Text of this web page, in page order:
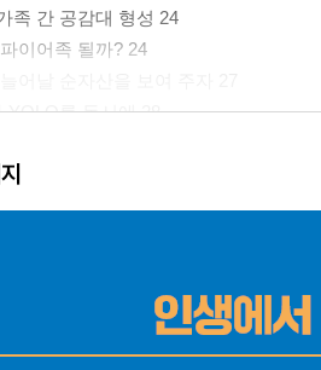
족 간 공감대 형성 24
이어족 될까? 24
YOLO를 동시에 28
산 최적화로 은퇴 가속화하기
원의 위력: 7.7억 원 되다 35
는 동안은 투자 준비기간 42